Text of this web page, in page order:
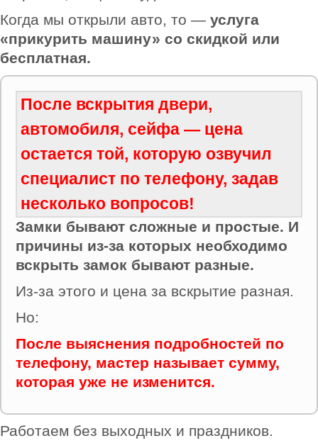
Когда мы открыли авто, то — услуга
«прикурить машину» со скидкой или
бесплатная.
После вскрытия двери,
автомобиля, сейфа — цена
остается той, которую озвучил
специалист по телефону, задав
несколько вопросов!
Замки бывают сложные и простые. И
причины из-за которых необходимо
вскрыть замок бывают разные.
Из-за этого и цена за вскрытие разная.
Но:
После выяснения подробностей по
телефону, мастер называет сумму,
которая уже не изменится.
Работаем без выходных и праздников.